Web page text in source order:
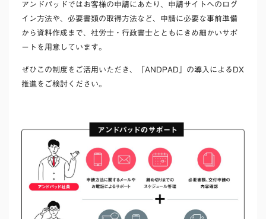
アンドパッドではお客様の申請にあたり、申請サイトへのログ
イン方法や、必要書類の取得方法など、申請に必要な事前準備
から資料作成まで、社労士・行政書士とともにきめ細かいサポ
ートを用意しています。
ぜひこの制度をご活用いただき、「ANDPAD」の導入によるDX
推進をご検討ください。